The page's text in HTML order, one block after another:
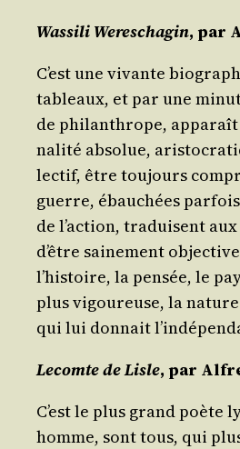
Was­si­li Weres­cha­gin, par
C’est une vivante
tableaux, et par une
de phi­lan­thrope,
na­li­té abso­lue,
lec­tif, être tou­jours
guerre, ébau­chées
de l’ac­tion, tra­duisent
d’être sai­ne­ment
l’his­toire, la pen­sée, le
plus vigou­reuse, la
qui lui don­nait
Lecomte de Lisle, par
C’est le plus grand
homme, sont tous, qui